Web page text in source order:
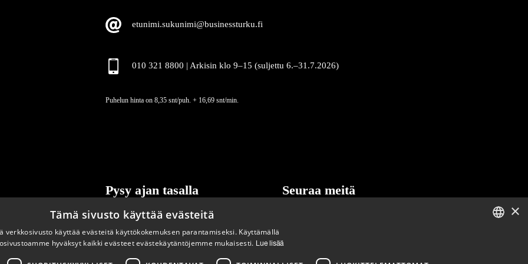
etunimi.sukunimi@businessturku.fi
010 321 8800 | Arkisin klo 9–15 (suljettu 6.–31.7.2026)
Puhelun hinta on 8,35 snt/puh. + 16,69 snt/min.
Pysy ajan tasalla
Tilaa uutiskirjeemme
Seuraa meitä
×
Tämä sivusto käyttää evästeitä
verkkosivusto käyttää evästeitä käyttökokemuksen parantamiseksi. Käyttämällä
hyväksyt kaikki evästeet evästekäytäntöjemme mukaisesti. Lue lisää